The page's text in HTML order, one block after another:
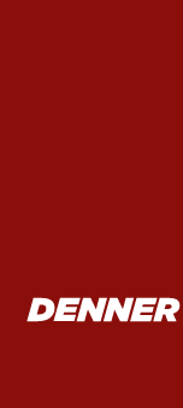
Bottiglia: 17.95
Domaines Ott by